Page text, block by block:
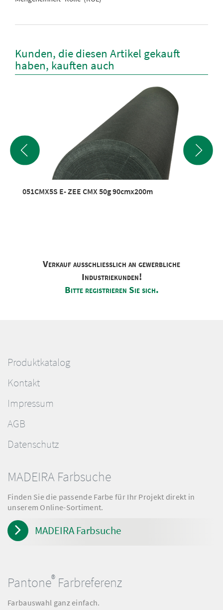
Kunden, die diesen Artikel gekauft
haben, kauften auch
051CMX5S E- ZEE CMX 50g 90cmx200m
Verkauf ausschliesslich an gewerbliche
Industriekunden!
Bitte registrieren Sie sich.
Produktkatalog
Kontakt
Impressum
AGB
Datenschutz
MADEIRA Farbsuche
Finden Sie die passende Farbe für Ihr Projekt direkt in
unserem Online-Sortiment.
MADEIRA Farbsuche
Pantone® Farbreferenz
Farbauswahl ganz einfach.